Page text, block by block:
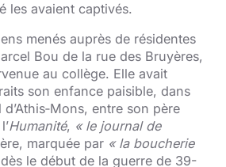
les avaient captivés.
menés auprès de résidentes
Bou de la rue des Bruyères,
au collège. Elle avait
son enfance paisible, dans
entre son père
Humanité, « le journal de
marquée par « la boucherie
le début de la guerre de 39-